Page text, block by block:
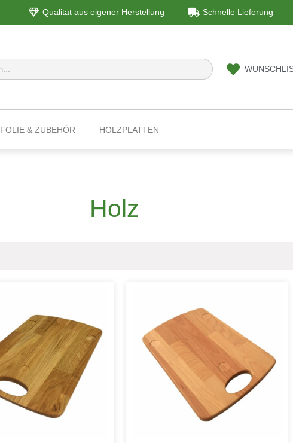
Qualität aus eigener Herstellung Schnelle Lieferung
FOLIE & ZUBEHÖR HOLZPLATTEN
Holz